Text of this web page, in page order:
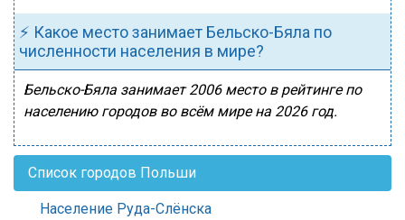
⚡ Какое место занимает Бельско-Бяла по
численности населения в мире?
Бельско-Бяла занимает 2006 место в рейтинге по
населению городов во всём мире на 2026 год.
Список городов Польши
Население Руда-Слёнска